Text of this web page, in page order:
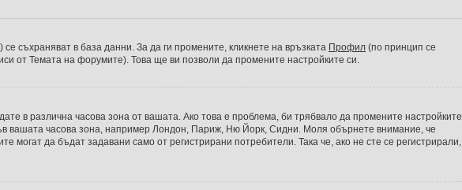
се съхраняват в база данни. За да ги промените, кликнете на връзката Профил (по принцип се
от Темата на форумите). Това ще ви позволи да промените настройките си.
в различна часова зона от вашата. Ако това е проблема, би трябвало да промените настройките
вашата часова зона, например Лондон, Париж, Ню Йорк, Сидни. Моля обърнете внимание, че
могат да бъдат задавани само от регистрирани потребители. Така че, ако не сте се регистрирали,